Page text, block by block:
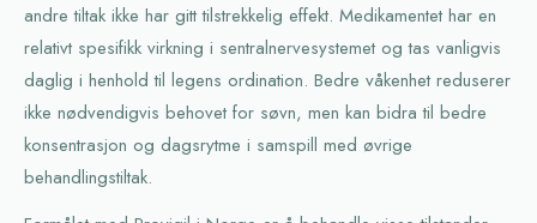
andre tiltak ikke har gitt tilstrekkelig effekt. Medikamentet har en
relativt spesifikk virkning i sentralnervesystemet og tas vanligvis
daglig i henhold til legens ordination. Bedre våkenhet reduserer
ikke nødvendigvis behovet for søvn, men kan bidra til bedre
konsentrasjon og dagsrytme i samspill med øvrige
behandlingstiltak.